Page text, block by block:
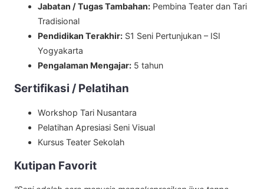
Jabatan / Tugas Tambahan: Pembina Teater dan Tari
Tradisional
Pendidikan Terakhir: S1 Seni Pertunjukan – ISI
Yogyakarta
Pengalaman Mengajar: 5 tahun
Sertifikasi / Pelatihan
Workshop Tari Nusantara
Pelatihan Apresiasi Seni Visual
Kursus Teater Sekolah
Kutipan Favorit